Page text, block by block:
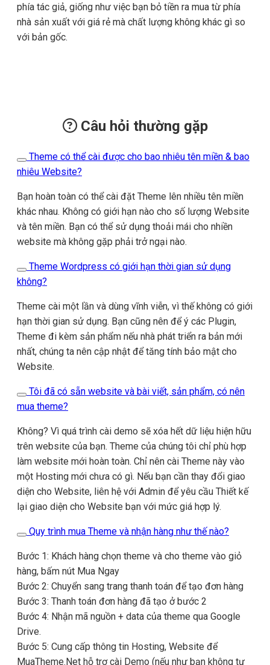
phía tác giả, giống như việc bạn bỏ tiền ra mua từ phía
nhà sản xuất với giá rẻ mà chất lượng không khác gì so
với bản gốc.
Câu hỏi thường gặp
Theme có thể cài được cho bao nhiêu tên miền & bao
nhiêu Website?
Bạn hoàn toàn có thể cài đặt Theme lên nhiều tên miền
khác nhau. Không có giới hạn nào cho số lượng Website
và tên miền. Bạn có thể sử dụng thoải mái cho nhiền
website mà không gặp phải trở ngại nào.
Theme Wordpress có giới hạn thời gian sử dụng
không?
Theme cài một lần và dùng vĩnh viễn, vì thế không có giới
hạn thời gian sử dụng. Bạn cũng nên để ý các Plugin,
Theme đi kèm sản phẩm nếu nhà phát triển ra bản mới
nhất, chúng ta nên cập nhật để tăng tính bảo mật cho
Website.
Tôi đã có sẵn website và bài viết, sản phẩm, có nên
mua theme?
Không? Vì quá trình cài demo sẽ xóa hết dữ liệu hiện hữu
trên website của bạn. Theme của chúng tôi chỉ phù hợp
làm website mới hoàn toàn. Chỉ nên cài Theme này vào
một Hosting mới chưa có gì. Nếu bạn cần thay đổi giao
diện cho Website, liên hệ với Admin để yêu cầu Thiết kế
lại giao diện cho Website bạn với mức giá hợp lý.
Quy trình mua Theme và nhận hàng như thế nào?
Bước 1: Khách hàng chọn theme và cho theme vào giỏ
hàng, bấm nút Mua Ngay
Bước 2: Chuyển sang trang thanh toán để tạo đơn hàng
Bước 3: Thanh toán đơn hàng đã tạo ở bước 2
Bước 4: Nhận mã nguồn + data của theme qua Google
Drive.
Bước 5: Cung cấp thông tin Hosting, Website để
MuaTheme.Net hỗ trợ cài Demo (nếu như bạn không tự